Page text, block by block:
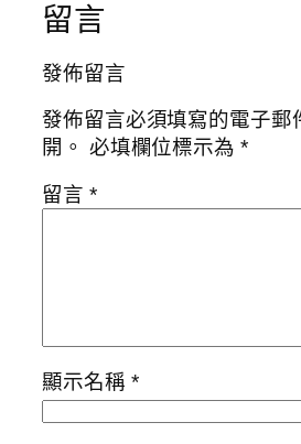
留言
發佈留言
發佈留言必須填寫的電子郵
開。 必填欄位標示為 *
留言 *
顯示名稱 *